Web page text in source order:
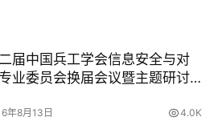
届中国兵工学会信息安全与对
业委员会换届会议暨主题研讨
年8月13日 4.0K